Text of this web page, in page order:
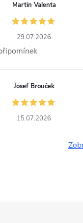
Martin Valenta
29.07.2026
Josef Brouček
15.07.2026